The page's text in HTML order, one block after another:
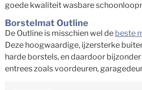
goede kwaliteit wasbare
Borstelmat Outline
De Outline is misschien wel de beste
Deze hoogwaardige, ijzersterke
harde borstels, en daardoor
entrees zoals voordeuren,